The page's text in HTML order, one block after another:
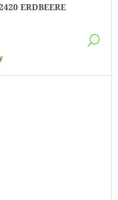
ERDBEERE